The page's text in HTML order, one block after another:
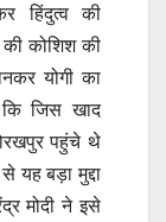
हिंदुत्व की
की कोशिश की
योगी का
जिस खाद
पहुंचे थे
बड़ा मुद्दा
मोदी ने इसे